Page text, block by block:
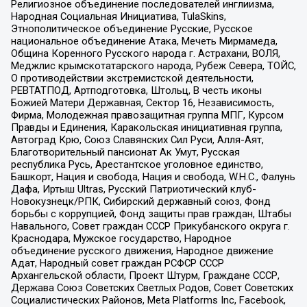
Религиозное объединение последователей инглиизма,
Народная Социальная Инициатива, TulaSkins,
Этнополитическое объединение Русские, Русское
национальное объединение Атака, Мечеть Мирмамеда,
Община Коренного Русского народа г. Астрахани, ВОЛЯ,
Меджлис крымскотатарского народа, Рубеж Севера, ТОЙС,
О противодействии экстремистской деятельности,
РЕВТАТПОД, Артподготовка, Штольц, В честь иконы
Божией Матери Державная, Сектор 16, Независимость,
Фирма, Молодежная правозащитная группа МПГ, Курсом
Правды и Единения, Каракольская инициативная группа,
Автоград Крю, Союз Славянских Сил Руси, Алля-Аят,
Благотворительный пансионат Ак Умут, Русская
республика Русь, Арестантское уголовное единство,
Башкорт, Нация и свобода, Нация и свобода, W.H.С., Фалунь
Дафа, Иртыш Ultras, Русский Патриотический клуб-
Новокузнецк/РПК, Сибирский державный союз, Фонд
борьбы с коррупцией, Фонд защиты прав граждан, Штабы
Навального, Совет граждан СССР Прикубанского округа г.
Краснодара, Мужское государство, Народное
объединение русского движения, Народное движение
Адат, Народный совет граждан РСФСР СССР
Архангельской области, Проект Штурм, Граждане СССР,
Держава Союз Советских Светлых Родов, Совет Советских
Социалистических Районов, Meta Platforms Inc, Facebook,